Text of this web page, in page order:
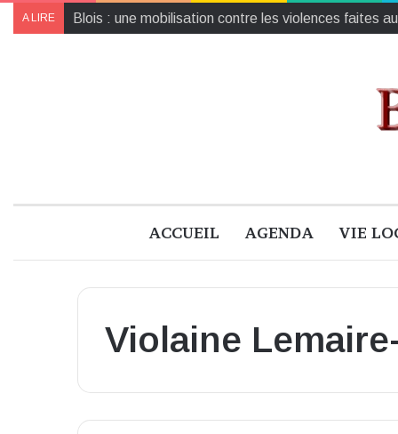
A LIRE Collecte de jouets pour Noël : un geste solidaire
ACCUEIL AGENDA VIE
Violaine